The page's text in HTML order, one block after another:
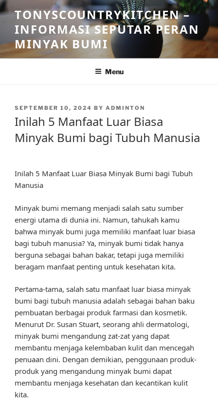
Skip
to
content
TONYSCOUNTRYKITCHEN –
INFORMASI SEPUTAR PERAN
MINYAK BUMI
Menu
POSTED
SEPTEMBER 10, 2024 BY ADMINTON
Inilah 5 Manfaat Luar Biasa
Minyak Bumi bagi Tubuh Manusia
Inilah 5 Manfaat Luar Biasa Minyak Bumi bagi Tubuh
Manusia
Minyak bumi memang menjadi salah satu sumber
energi utama di dunia ini. Namun, tahukah kamu
bahwa minyak bumi juga memiliki manfaat luar biasa
bagi tubuh manusia? Ya, minyak bumi tidak hanya
berguna sebagai bahan bakar, tetapi juga memiliki
beragam manfaat penting untuk kesehatan kita.
Pertama-tama, salah satu manfaat luar biasa minyak
bumi bagi tubuh manusia adalah sebagai bahan baku
pembuatan berbagai produk farmasi dan kosmetik.
Menurut Dr. Susan Stuart, seorang ahli dermatologi,
minyak bumi mengandung zat-zat yang dapat
membantu menjaga kelembaban kulit dan mencegah
penuaan dini. Dengan demikian, penggunaan produk-
produk yang mengandung minyak bumi dapat
membantu menjaga kesehatan dan kecantikan kulit
kita.